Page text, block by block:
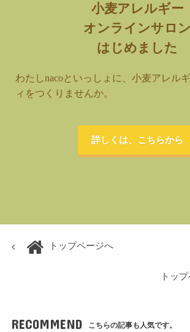
小麦アレルギー
オンラインサロン
はじめました
わたしnacoといっしょに、小麦アレル
ィをつくりませんか。
詳しくは、こちらから
トップページへ
トッ
RECOMMEND こちらの記事も人気です。